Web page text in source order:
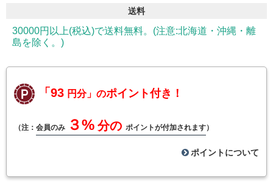
送料
30000円以上(税込)で送料無料。(注意:北海道・沖縄・離
島を除く。)
「93 円分」のポイント付き！
（注： 会員のみ ３% 分の ポイントが付加されます）
ポイントについて